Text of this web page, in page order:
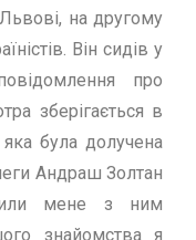
на другому
Вiн сидiв у
про
зберiгається в
була долучена
Андраш Золтан
мене з ним
знайомства я